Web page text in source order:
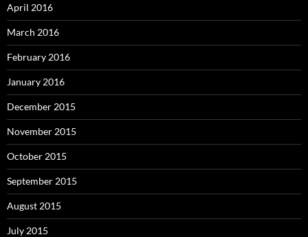
April 2016
March 2016
February 2016
January 2016
December 2015
November 2015
October 2015
September 2015
August 2015
July 2015